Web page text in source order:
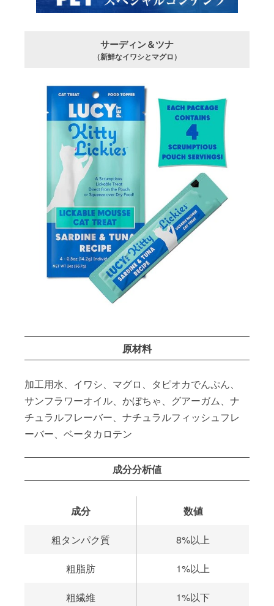
サーディン＆ツナ
（新鮮なイワシとマグロ）
原材料
加工用水、イワシ、マグロ、タピオカでんぷん、
サンフラワーオイル、かぼちゃ、グアーガム、ナ
チュラルフレーバー、ナチュラルフィッシュフレ
ーバー、ベータカロテン
成分分析値
成分 数値
粗タンパク質 8%以上
粗脂肪 1%以上
粗繊維 1%以下